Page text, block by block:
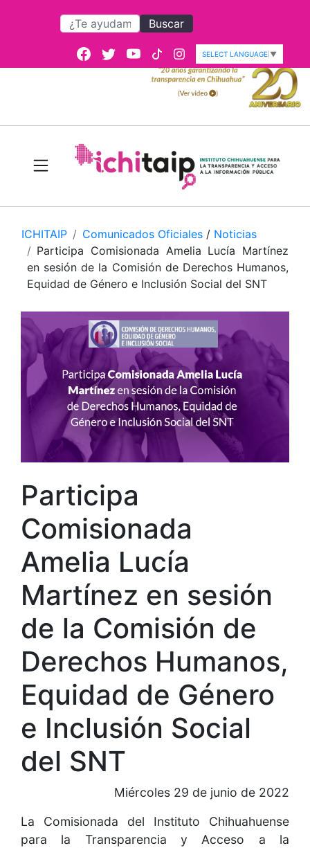
Buscar
SELECT LANGUAGE ▼
ICHITAIP Comunicados Oficiales / Noticias
Participa Comisionada Amelia Lucía Martínez
en sesión de la Comisión de Derechos Humanos,
Equidad de Género e Inclusión Social del SNT
Participa
Comisionada
Amelia Lucía
Martínez en sesión
de la Comisión de
Derechos Humanos,
Equidad de Género
e Inclusión Social
del SNT
Miércoles 29 de junio de 2022
La Comisionada del Instituto Chihuahuense
para la Transparencia y Acceso a la